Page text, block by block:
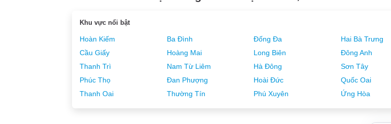
Khu vực nổi bật
Hoàn Kiếm Ba Đình Đống Đa Hai Bà Trưng
Cầu Giấy
Hoàng Mai Long Biên Đông Anh
Thanh Trì
Nam Từ Liêm Hà Đông Sơn Tây
Phúc Thọ
Đan Phượng Hoài Đức Quốc Oai
Thanh Oai
Thường Tín Phú Xuyên Ứng Hòa